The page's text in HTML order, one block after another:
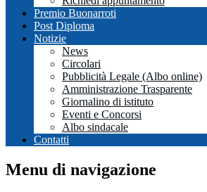
Premio Buonarroti
Post Diploma
Notizie
News
Circolari
Pubblicità Legale (Albo online)
Amministrazione Trasparente
Giornalino di istituto
Eventi e Concorsi
Albo sindacale
Contatti
Menu di navigazione